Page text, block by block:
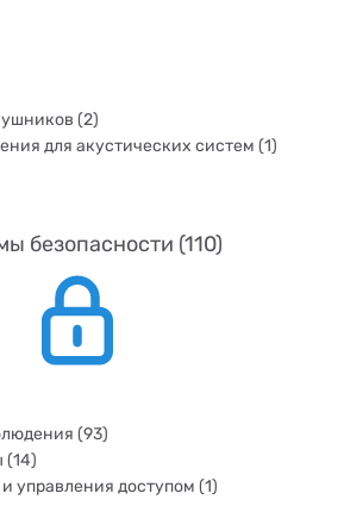
(2)
для акустических систем (1)
безопасности (110)
(93)
(14)
управления доступом (1)